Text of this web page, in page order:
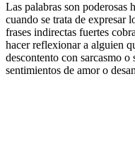
Las palabras son poderosas
cuando se trata de expresar
frases indirectas fuertes
hacer reflexionar a alguien
descontento con sarcasmo
sentimientos de amor o